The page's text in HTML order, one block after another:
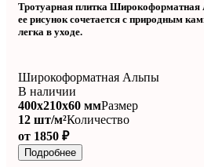
Тротуарная плитка Широкоформатная
ее рисунок сочетается с природным
легка в уходе.
Широкоформатная Альпы
В наличии
400x210x60 ммРазмер
12 шт/м²Количество
от 1850 ₽
Подробнее